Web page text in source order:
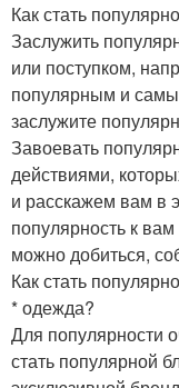
Как стать
Заслужить
или поступком,
популярным и
заслужите
Завоевать
действиями,
и расскажем вам в
популярность к
можно добиться,
Как стать
* одежда?
Для популярности
стать популярной